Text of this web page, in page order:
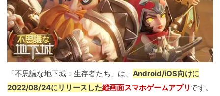
「不思議な地下城：生存者たち」は、 Android/iOS向けに
2022/08/24にリリースした縦画面スマホゲームアプリ です。